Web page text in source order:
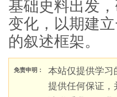
基础史料出发
变化，以期建
的叙述框架。
免责申明：
本站仅提供学习
提供任何保证，